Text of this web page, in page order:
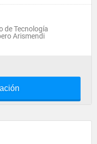
de Tecnología
Arismendi